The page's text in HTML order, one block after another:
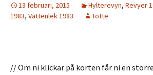
13 februari, 2015 Hylterevyn, Revyer
1983, Vattenlek 1983 Totte
// Om ni klickar på korten får ni en